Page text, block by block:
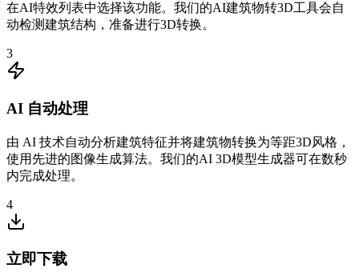
在AI特效列表中选择该功能。我们的AI建筑物转3D工具会自
动检测建筑结构，准备进行3D转换。
3
AI 自动处理
由 AI 技术自动分析建筑特征并将建筑物转换为等距3D风格，
使用先进的图像生成算法。我们的AI 3D模型生成器可在数秒
内完成处理。
4
立即下载